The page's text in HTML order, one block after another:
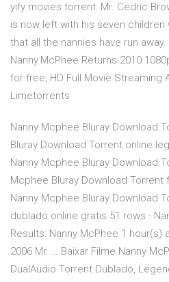
yify movies torrent: Mr. Cedric
is now left with his seven
that all the nannies have run
for free, HD Full Movie Streaming
Limetorrents
Nanny Mcphee Bluray Download
Bluray Download Torrent online
Nanny Mcphee Bluray Download
Mcphee Bluray Download
Nanny Mcphee Bluray Download
dublado online gratis 51 rows ·
Results: Nanny McPhee 1 hour(s)
2006 Mr. … Baixar Filme Nanny
DualAudio Torrent Dublado,